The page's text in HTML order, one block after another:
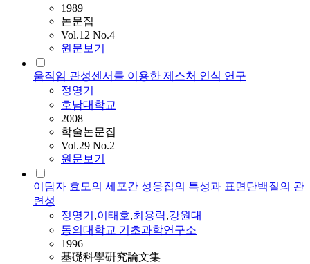
1989
논문집
Vol.12 No.4
원문보기
움직임 관성센서를 이용한 제스처 인식 연구
정영기
호남대학교
2008
학술논문집
Vol.29 No.2
원문보기
이담자 효모의 세포간 성응집의 특성과 표면단백질의 관
련성
정영기 ,이태호,최용락,강원대
동의대학교 기초과학연구소
1996
基礎科學硏究論文集